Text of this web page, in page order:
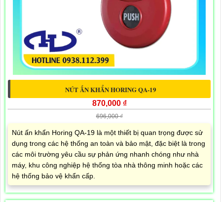
NÚT ẤN KHẨN HORING QA-19
870,000 ₫
696,000 ₫
Nút ấn khẩn Horing QA-19 là một thiết bị quan trọng được sử
dụng trong các hệ thống an toàn và bảo mật, đặc biệt là trong
các môi trường yêu cầu sự phản ứng nhanh chóng như nhà
máy, khu công nghiệp hệ thống tòa nhà thông minh hoặc các
hệ thống bảo vệ khẩn cấp.